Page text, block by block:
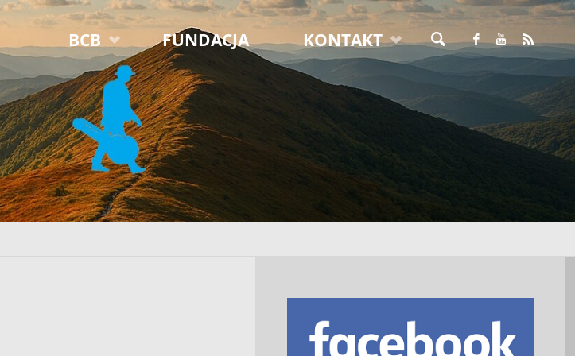
Przejdź
do
treści
BCB FUNDACJA KONTAKT
SZUKAJ